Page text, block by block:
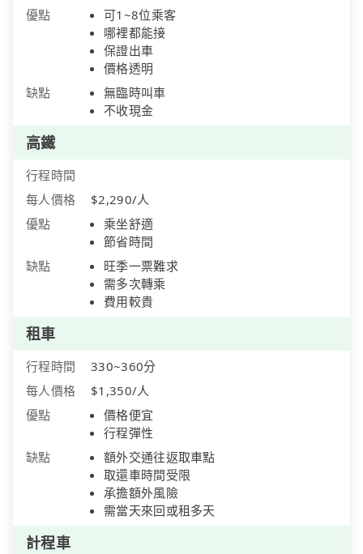
優點
可1~8位乘客
哪裡都能接
保證出車
價格透明
缺點
無臨時叫車
不收現金
高鐵
行程時間
每人價格
$2,290/人
優點
乘坐舒適
節省時間
缺點
旺季一票難求
需多次轉乘
費用較貴
租車
行程時間
330~360分
每人價格
$1,350/人
優點
價格便宜
行程彈性
缺點
額外交通往返取車點
取還車時間受限
承擔額外風險
需當天來回或租多天
計程車